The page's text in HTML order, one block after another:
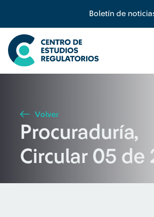
Boletín de
Búsqueda
Seleccione país
Buscar
Volver
Procuraduría,
Circular 05 de